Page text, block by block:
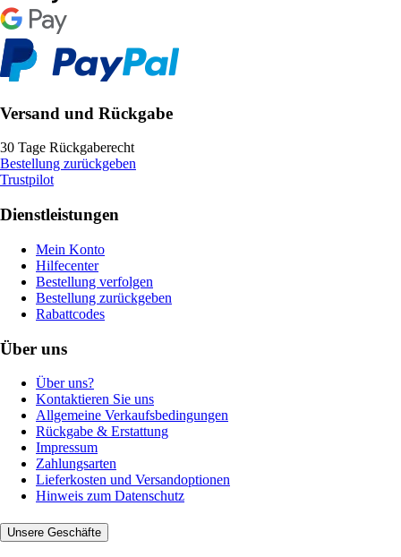
Versand und Rückgabe
30 Tage Rückgaberecht
Bestellung zurückgeben
Trustpilot
Dienstleistungen
Mein Konto
Hilfecenter
Bestellung verfolgen
Bestellung zurückgeben
Rabattcodes
Über uns
Über uns?
Kontaktieren Sie uns
Allgemeine Verkaufsbedingungen
Rückgabe & Erstattung
Impressum
Zahlungsarten
Lieferkosten und Versandoptionen
Hinweis zum Datenschutz
Unsere Geschäfte